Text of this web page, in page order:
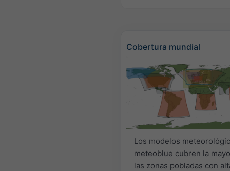
Cobertura mundial
Los modelos
meteoblue cubren la
las zonas pobladas con